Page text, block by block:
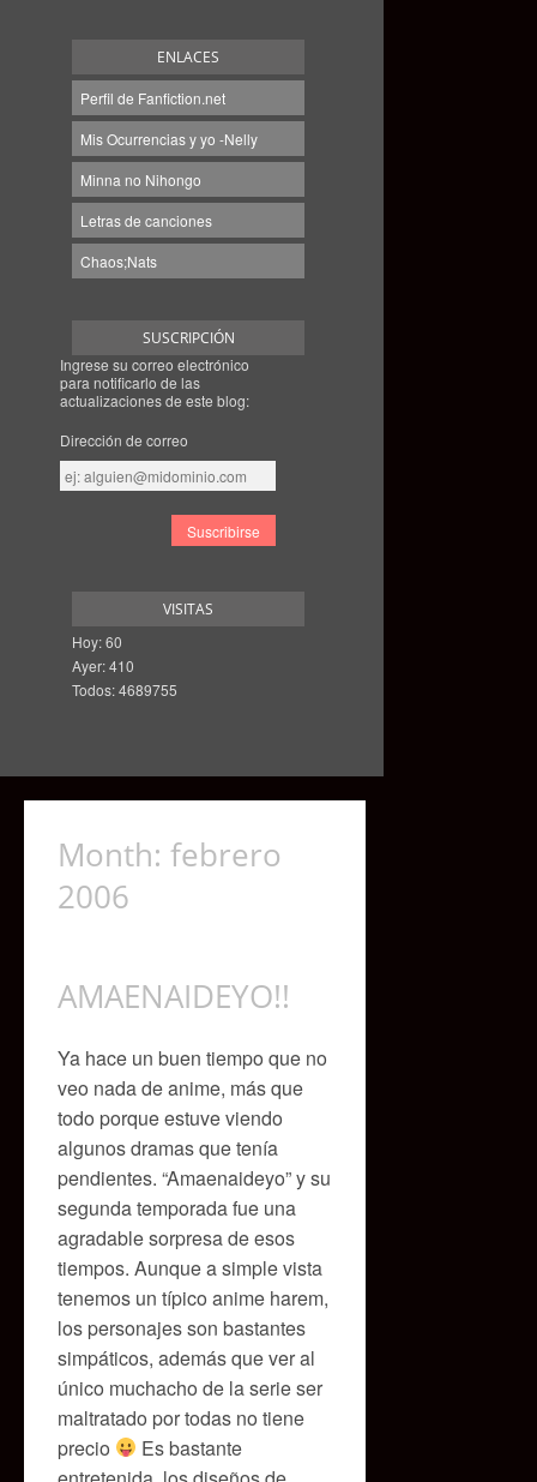
ENLACES
Perfil de Fanfiction.net
Mis Ocurrencias y yo -Nelly
Minna no Nihongo
Letras de canciones
Chaos;Nats
SUSCRIPCIÓN
Ingrese su correo electrónico
para notificarlo de las
actualizaciones de este blog:
Dirección de correo
Dirección
de
VISITAS
Hoy: 60
Ayer: 410
Todos: 4689755
Month: febrero
2006
AMAENAIDEYO!!
Ya hace un buen tiempo que no
veo nada de anime, más que
todo porque estuve viendo
algunos dramas que tenía
pendientes. “Amaenaideyo” y su
segunda temporada fue una
agradable sorpresa de esos
tiempos. Aunque a simple vista
tenemos un típico anime harem,
los personajes son bastantes
simpáticos, además que ver al
único muchacho de la serie ser
maltratado por todas no tiene
precio
Es bastante